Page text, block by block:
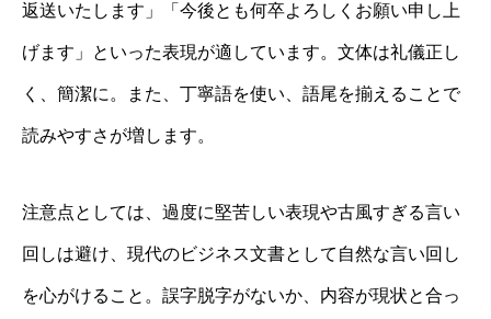
返送いたします」「今後とも何卒よろしくお願い申し上
げます」といった表現が適しています。文体は礼儀正し
く、簡潔に。また、丁寧語を使い、語尾を揃えることで
読みやすさが増します。
注意点としては、過度に堅苦しい表現や古風すぎる言い
回しは避け、現代のビジネス文書として自然な言い回し
を心がけること。誤字脱字がないか、内容が現状と合っ